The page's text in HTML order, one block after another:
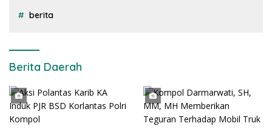
berita
Berita Daerah